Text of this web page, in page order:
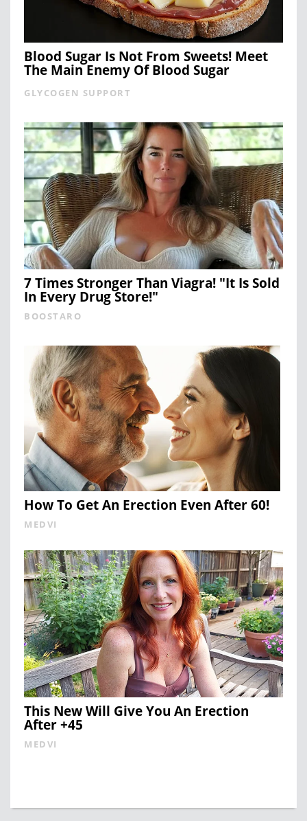
Blood Sugar Is Not From Sweets! Meet
The Main Enemy Of Blood Sugar
GLYCOGEN SUPPORT
7 Times Stronger Than Viagra! "It Is Sold
In Every Drug Store!"
BOOSTARO
How To Get An Erection Even After 60!
MEDVI
This New Will Give You An Erection
After +45
MEDVI